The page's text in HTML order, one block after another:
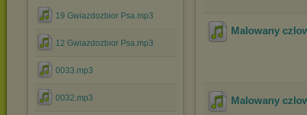
19 Gwiazdozbior Psa.mp3
12 Gwiazdozbior Psa.mp3
0033.mp3
0032.mp3
Malowany
Malowany